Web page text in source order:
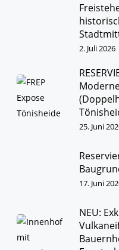
über E wie Exklusive Vermarktung
bis Z wie Zielsicherer
First Real Estate Partner
Wir kennen unseren Markt
und sind bestens vernetzt.
Unsere Kunden schätzen
2. Juli 2026
25. Juni
17. Juni
NEU: